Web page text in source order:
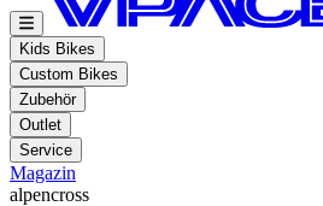
Kids Bikes
Custom Bikes
Zubehör
Outlet
Service
Magazin
alpencross